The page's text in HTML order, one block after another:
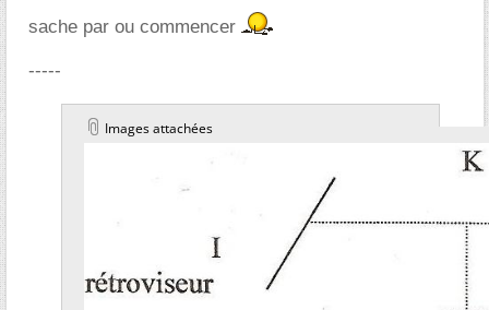
sache par ou commencer
-----
Images attachées